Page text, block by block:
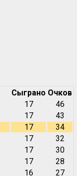
Сыграно Очков
17
46
17
43
17
34
17
32
17
30
17
28
16
27